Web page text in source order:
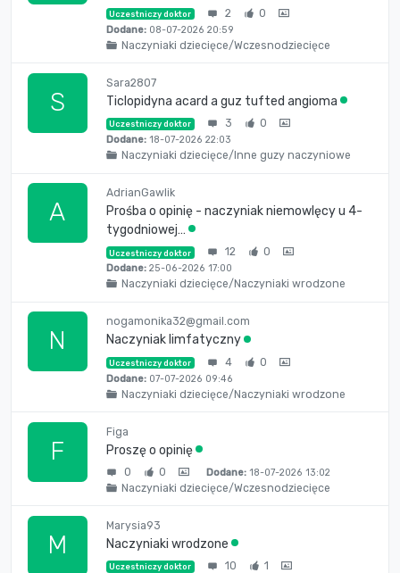
Uczestniczy doktor 2 0
Dodane:08-07-2026 20:59
Naczyniaki dziecięce/Wczesnodziecięce
S
Sara2807
Ticlopidyna acard a guz tufted angioma
Uczestniczy doktor 3 0
Dodane:18-07-2026 22:03
Naczyniaki dziecięce/Inne guzy naczyniowe
A
AdrianGawlik
Prośba o opinię - naczyniak niemowlęcy u 4-
tygodniowej…
Uczestniczy doktor 12 0
Dodane:25-06-2026 17:00
Naczyniaki dziecięce/Naczyniaki wrodzone
N
nogamonika32@gmail.com
Naczyniak limfatyczny
Uczestniczy doktor 4 0
Dodane:07-07-2026 09:46
Naczyniaki dziecięce/Naczyniaki wrodzone
F
Figa
Proszę o opinię
0 0 Dodane:18-07-2026 13:02
Naczyniaki dziecięce/Wczesnodziecięce
M
Marysia93
Naczyniaki wrodzone
Uczestniczy doktor 10 1